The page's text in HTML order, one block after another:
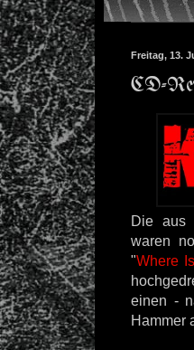
Freitag, 13.
CD-
Die aus
waren
"Where
einen -
Hammer